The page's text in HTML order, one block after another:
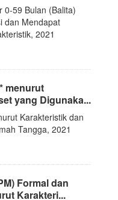
0-59 Bulan (Balita)
dan Mendapat
2021
menurut
yang Digunaka...
Karakteristik dan
Tangga, 2021
Formal dan
Karakteri...